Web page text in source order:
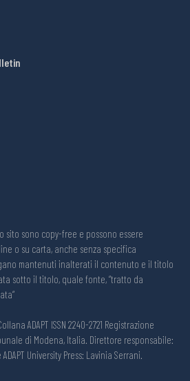
sito sono copy-free e possono essere
o su carta, anche senza specifica
mantenuti inalterati il contenuto e il titolo
sotto il titolo, quale fonte, “tratto da
ADAPT ISSN 2240-2721 Registrazione
di Modena, Italia. Direttore responsabile:
University Press: Lavinia Serrani.